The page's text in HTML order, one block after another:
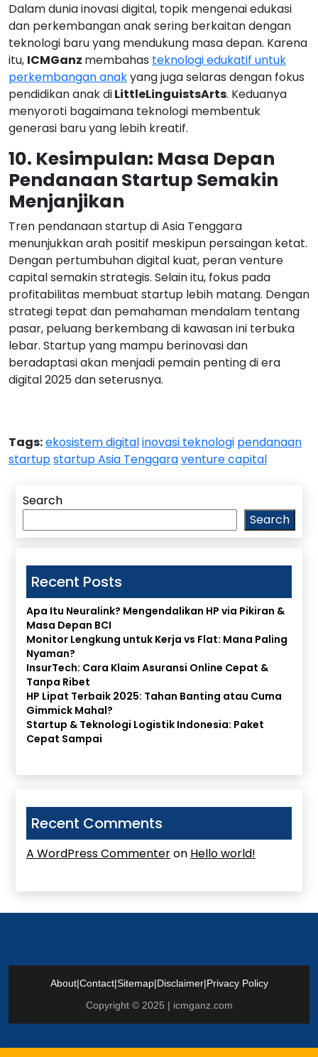
Dalam dunia inovasi digital, topik mengenai edukasi
dan perkembangan anak sering berkaitan dengan
teknologi baru yang mendukung masa depan. Karena
itu, ICMGanz membahas teknologi edukatif untuk
perkembangan anakyang juga selaras dengan fokus
pendidikan anak diLittleLinguistsArts. Keduanya
menyoroti bagaimana teknologi membentuk
generasi baru yang lebih kreatif.
10. Kesimpulan: Masa Depan
Pendanaan Startup Semakin
Menjanjikan
Tren pendanaan startup di Asia Tenggara
menunjukkan arah positif meskipun persaingan ketat.
Dengan pertumbuhan digital kuat, peran venture
capital semakin strategis. Selain itu, fokus pada
profitabilitas membuat startup lebih matang. Dengan
strategi tepat dan pemahaman mendalam tentang
pasar, peluang berkembang di kawasan ini terbuka
lebar. Startup yang mampu berinovasi dan
beradaptasi akan menjadi pemain penting di era
digital 2025 dan seterusnya.
Tags:ekosistem digitalinovasi teknologi pendanaan
startupstartup Asia Tenggaraventure capital
Search
Search
Recent Posts
Apa Itu Neuralink? Mengendalikan HP via Pikiran &
Masa Depan BCI
Monitor Lengkung untuk Kerja vs Flat: Mana Paling
Nyaman?
InsurTech: Cara Klaim Asuransi Online Cepat &
Tanpa Ribet
HP Lipat Terbaik 2025: Tahan Banting atau Cuma
Gimmick Mahal?
Startup & Teknologi Logistik Indonesia: Paket
Cepat Sampai
Recent Comments
A WordPress Commenteron Hello world!
About|Contact|Sitemap|Disclaimer|Privacy Policy
Copyright © 2025 | icmganz.com